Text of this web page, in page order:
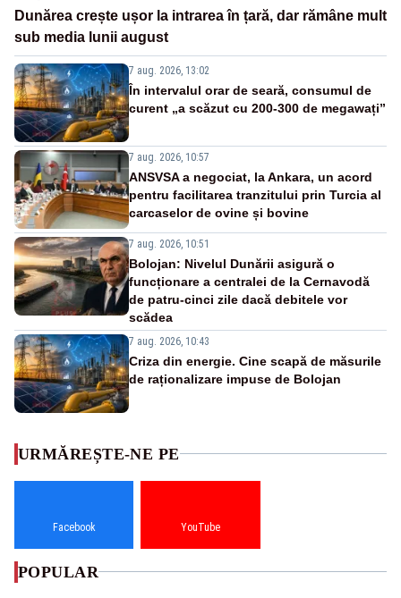
Dunărea crește ușor la intrarea în țară, dar rămâne mult
sub media lunii august
7 aug. 2026, 13:02
În intervalul orar de seară, consumul de
curent „a scăzut cu 200-300 de megawați”
7 aug. 2026, 10:57
ANSVSA a negociat, la Ankara, un acord
pentru facilitarea tranzitului prin Turcia al
carcaselor de ovine și bovine
7 aug. 2026, 10:51
Bolojan: Nivelul Dunării asigură o
funcționare a centralei de la Cernavodă
de patru-cinci zile dacă debitele vor
scădea
7 aug. 2026, 10:43
Criza din energie. Cine scapă de măsurile
de raționalizare impuse de Bolojan
URMĂREȘTE-NE PE
Facebook YouTube
POPULAR